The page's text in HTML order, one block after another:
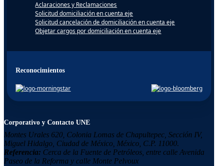
Aclaraciones y Reclamaciones
Solicitud domiciliación en cuenta eje
Solicitud cancelación de domiciliación en cuenta eje
Objetar cargos por domiciliación en cuenta eje
Reconocimientos
Corporativo y Contacto UNE
Montes Urales 620, Colonia Lomas de Chapultepec, Sección IV,
Miguel Hidalgo, Ciudad de México, México, C.P. 11000.
Referencia: Cerca de la Fuente de Petróleos, entre calle Avenida
Paseo de la Reforma y calle Monte Pelvoux